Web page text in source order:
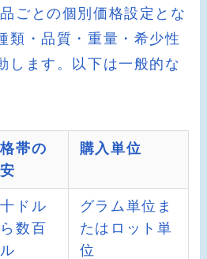
ごとの個別価格設定とな
類・品質・重量・希少性
します。以下は一般的な
帯の
購入単位
ドル
数百
グラム単位ま
たはロット単
位